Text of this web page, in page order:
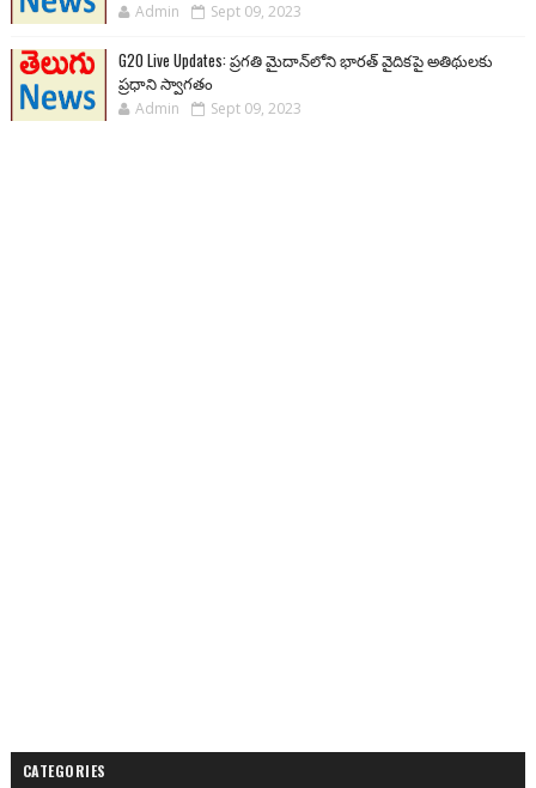
Admin Sept 09, 2023
G20 Live Updates: ప్రగతి మైదాన్‌లోని భారత్ వైదికపై అతిథులకు
ప్రధాని స్వాగతం
Admin Sept 09, 2023
CATEGORIES